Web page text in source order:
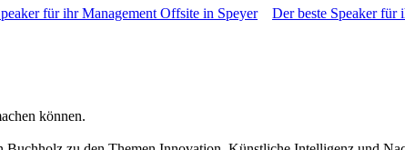
für ihr Management Offsite in Speyer Der beste Speaker für
können.